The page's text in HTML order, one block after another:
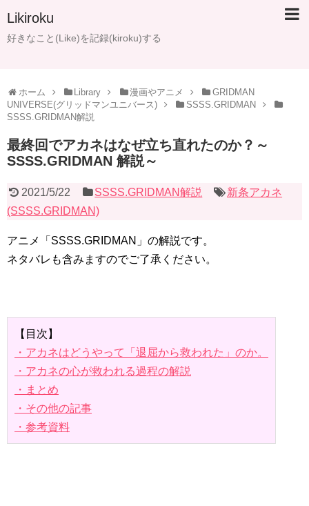
Likiroku
好きなこと(Like)を記録(kiroku)する
ホーム Library 漫画やアニメ
GRIDMAN
UNIVERSE(グリッドマンユニバース)
SSSS.GRIDMAN
SSSS.GRIDMAN解説
最終回でアカネはなぜ立ち直れたのか？～
SSSS.GRIDMAN 解説～
2021/5/22 SSSS.GRIDMAN解説
新条アカネ
(SSSS.GRIDMAN)
アニメ「SSSS.GRIDMAN」の解説です。
ネタバレも含みますのでご了承ください。
【目次】
・アカネはどうやって「退屈から救われた」のか。
・アカネの心が救われる過程の解説
・まとめ
・その他の記事
・参考資料